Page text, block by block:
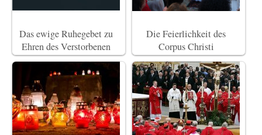
Das ewige Ruhegebet zu
Ehren des Verstorbenen
Die Feierlichkeit des
Corpus Christi